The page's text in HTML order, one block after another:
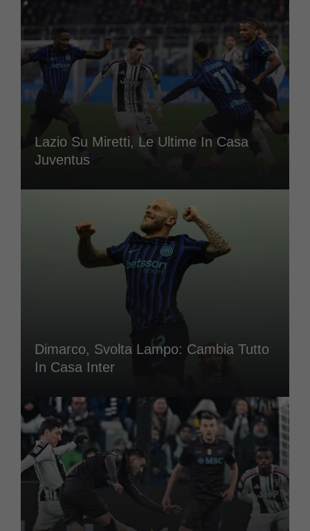
Lazio Su Miretti, Le Ultime In Casa
Juventus
Dimarco, Svolta Lampo: Cambia Tutto
In Casa Inter